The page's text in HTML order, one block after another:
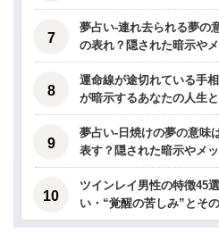
夢占い-連れ去られる夢の
の表れ？隠された暗示や
運命線が途切れている手
が暗示するあなたの人生
夢占い-日焼けの夢の意味
表す？隠された暗示やメ
ツインレイ男性の特徴45
い・“覚醒の苦しみ”とそ